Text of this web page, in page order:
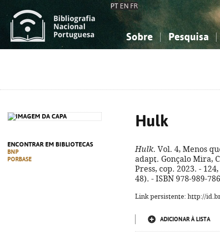
PT EN FR
Sobre Pesquisa
ENCONTRAR EM BIBLIOTECAS
BNP
PORBASE
Hulk
Hulk. Vol. 4, Menos
adapt. Gonçalo Mira,
Press, cop. 2023. -
48). - ISBN 978-989-
Link persistente: http://
ADICIONAR À LISTA